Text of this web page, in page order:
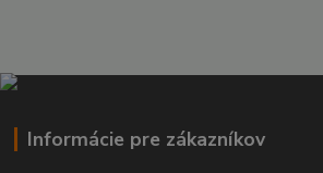
Informácie pre zákazníkov